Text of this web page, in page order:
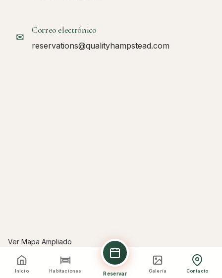
✉
Correo electrónico
reservations@qualityhampstead.com
Ver Mapa Ampliado
Inicio Habitaciones Reservar Galería Contacto